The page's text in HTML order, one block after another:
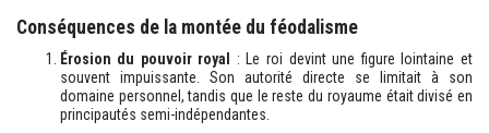
Conséquences de la montée du féodalisme
Érosion du pouvoir royal
: Le roi devint une figure lointaine et
souvent impuissante. Son autorité directe se limitait à son
domaine personnel, tandis que le reste du royaume était divisé en
principautés semi-indépendantes.